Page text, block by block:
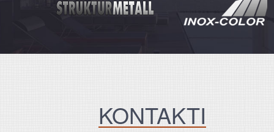
KONTAKTI